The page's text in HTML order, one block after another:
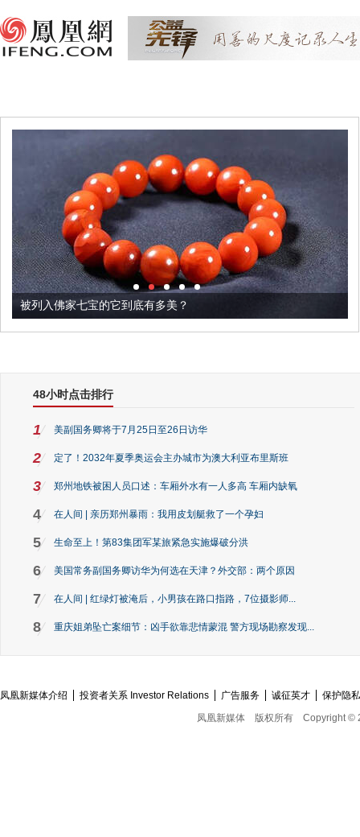
被列入佛家七宝的它到底有多美？
48小时点击排行
1 美副国务卿将于7月25日至26日访华
2 定了！2032年夏季奥运会主办城市为澳大利亚布里斯班
3 郑州地铁被困人员口述：车厢外水有一人多高 车厢内缺氧
4 在人间 | 亲历郑州暴雨：我用皮划艇救了一个孕妇
5 生命至上！第83集团军某旅紧急实施爆破分洪
6 美国常务副国务卿访华为何选在天津？外交部：两个原因
7 在人间 | 红绿灯被淹后，小男孩在路口指路，7位摄影师...
8 重庆姐弟坠亡案细节：凶手欲靠悲情蒙混 警方现场勘察发现...
凤凰新媒体介绍 投资者关系 Investor Relations 广告服务 诚征英才
保护隐
凤凰新媒体
版权所有 Copyright ©